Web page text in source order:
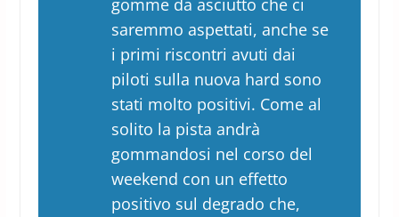
gomme da asciutto che ci
saremmo aspettati, anche se
i primi riscontri avuti dai
piloti sulla nuova hard sono
stati molto positivi. Come al
solito la pista andrà
gommandosi nel corso del
weekend con un effetto
positivo sul degrado che,